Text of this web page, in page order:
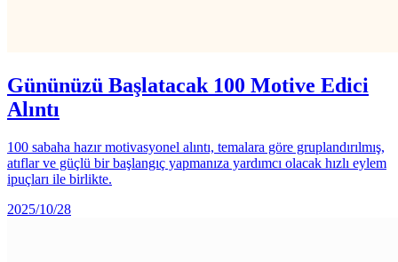
Gününüzü Başlatacak 100 Motive Edici
Alıntı
100 sabaha hazır motivasyonel alıntı, temalara göre gruplandırılmış,
atıflar ve güçlü bir başlangıç yapmanıza yardımcı olacak hızlı eylem
ipuçları ile birlikte.
2025/10/28